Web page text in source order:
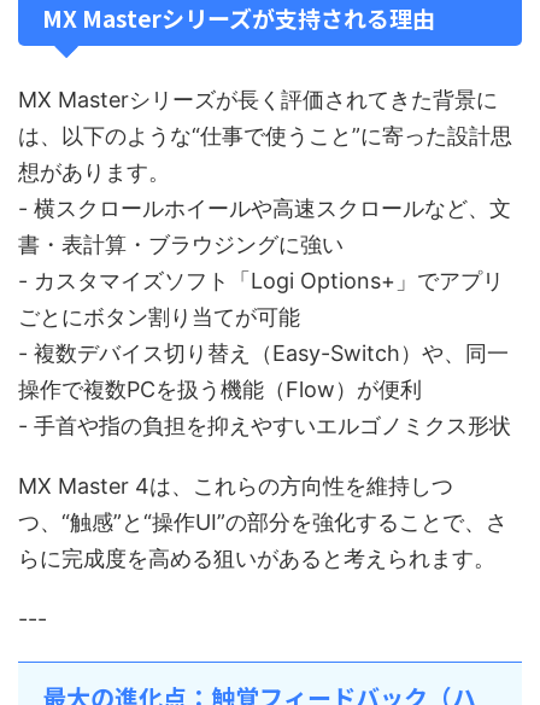
MX Masterシリーズが支持される理由
MX Masterシリーズが長く評価されてきた背景に
は、以下のような“仕事で使うこと”に寄った設計思
想があります。
- 横スクロールホイールや高速スクロールなど、文
書・表計算・ブラウジングに強い
- カスタマイズソフト「Logi Options+」でアプリ
ごとにボタン割り当てが可能
- 複数デバイス切り替え（Easy-Switch）や、同一
操作で複数PCを扱う機能（Flow）が便利
- 手首や指の負担を抑えやすいエルゴノミクス形状
MX Master 4は、これらの方向性を維持しつ
つ、“触感”と“操作UI”の部分を強化することで、さ
らに完成度を高める狙いがあると考えられます。
---
最大の進化点：触覚フィードバック（ハ